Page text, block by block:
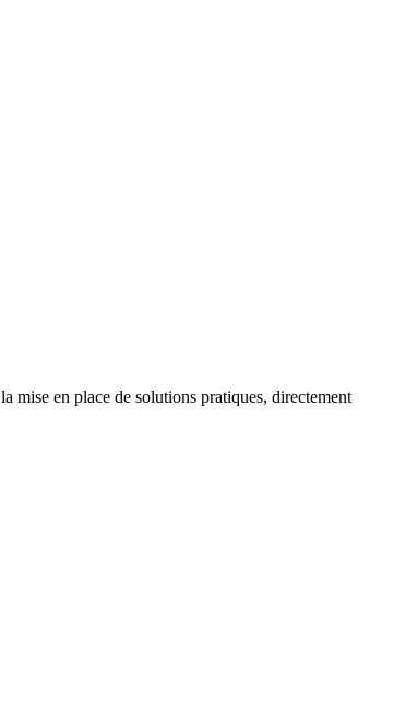
mise en place de solutions pratiques, directement